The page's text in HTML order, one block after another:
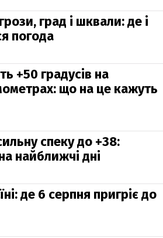
град і шквали: де і
погода
+50 градусів на
що на це кажуть
спеку до +38:
найближчі дні
де 6 серпня пригріє до